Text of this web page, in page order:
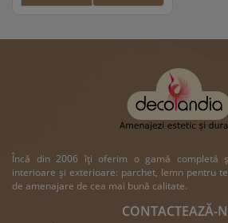
Încă din 2006 îți oferim o gamă completă
interioare și exterioare: parchet, lemn pentru
de amenajare de cea mai bună calitate.
CONTACTEAZĂ-